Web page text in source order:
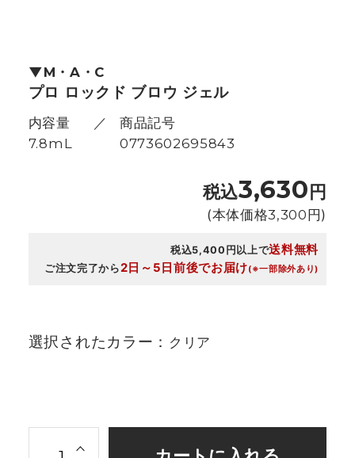
M・A・C
プロ ロックド ブロウ ジェル
内容量
7.8mL
商品記号
0773602695843
税込3,630円
(本体価格3,300円)
税込5,400円以上で送料無料
ご注文完了から2日～5日前後でお届け(※一部除外あり)
選択されたカラー： クリア